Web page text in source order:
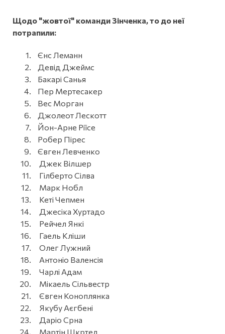
Щодо "жовтої" команди Зінченка, то до неї
потрапили:
Єнс Леманн
Девід Джеймс
Бакарі Санья
Пер Мертесакер
Вес Морган
Джолеот Лескотт
Йон-Арне Ріїсе
Робер Пірес
Євген Левченко
Джек Вілшер
Гілберто Сілва
Марк Нобл
Кеті Чепмен
Джесіка Хуртадо
Рейчел Янкі
Гаель Кліши
Олег Лужний
Антоніо Валенсія
Чарлі Адам
Мікаель Сільвестр
Євген Коноплянка
Якубу Аєгбені
Даріо Срна
Мартін Шкртел